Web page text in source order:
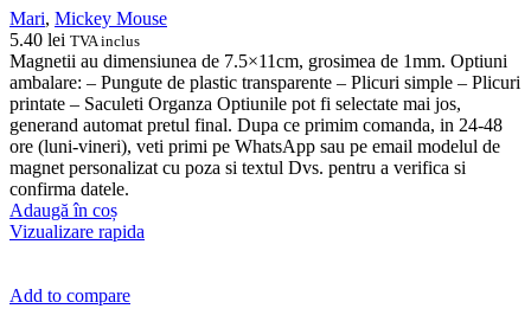
Mari, Mickey Mouse
5.40 lei TVA inclus
Magnetii au dimensiunea de 7.5×11cm, grosimea de 1mm. Optiuni
ambalare: – Pungute de plastic transparente – Plicuri simple – Plicuri
printate – Saculeti Organza Optiunile pot fi selectate mai jos,
generand automat pretul final. Dupa ce primim comanda, in 24-48
ore (luni-vineri), veti primi pe WhatsApp sau pe email modelul de
magnet personalizat cu poza si textul Dvs. pentru a verifica si
confirma datele.
Adaugă în coș
Vizualizare rapida
Add to compare